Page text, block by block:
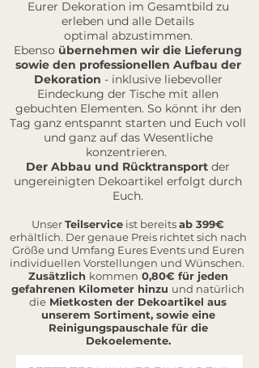
Eurer Dekoration im Gesamtbild zu
erleben und alle Details
optimal abzustimmen.
Ebenso übernehmen wir die Lieferung
sowie den professionellen Aufbau der
Dekoration - inklusive liebevoller
Eindeckung der Tische mit allen
gebuchten Elementen. So könnt ihr den
Tag ganz entspannt starten und Euch voll
und ganz auf das Wesentliche
konzentrieren.
Der Abbau und Rücktransport der
ungereinigten Dekoartikel erfolgt durch
Euch.
UnserTeilservice ist bereitsab 399€
erhältlich. Der genaue Preis richtet sich nach
Größe und Umfang Eures Events und Euren
individuellen Vorstellungen und Wünschen.
Zusätzlich kommen 0,80€ für jeden
gefahrenen Kilometer hinzu und natürlich
die Mietkosten der Dekoartikel aus
unserem Sortiment, sowie eine
Reinigungspauschale für die
Dekoelemente.